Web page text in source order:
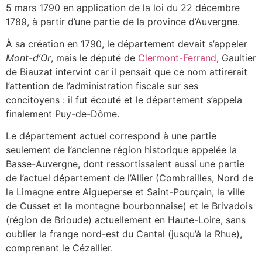
5 mars 1790 en application de la loi du 22 décembre
1789, à partir d’une partie de la province d’Auvergne.
À sa création en 1790, le département devait s’appeler
Mont-d’Or, mais le député de Clermont-Ferrand, Gaultier
de Biauzat intervint car il pensait que ce nom attirerait
l’attention de l’administration fiscale sur ses
concitoyens : il fut écouté et le département s’appela
finalement Puy-de-Dôme.
Le département actuel correspond à une partie
seulement de l’ancienne région historique appelée la
Basse-Auvergne, dont ressortissaient aussi une partie
de l’actuel département de l’Allier (Combrailles, Nord de
la Limagne entre Aigueperse et Saint-Pourçain, la ville
de Cusset et la montagne bourbonnaise) et le Brivadois
(région de Brioude) actuellement en Haute-Loire, sans
oublier la frange nord-est du Cantal (jusqu’à la Rhue),
comprenant le Cézallier.